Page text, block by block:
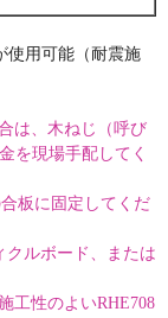
使用可能（耐震施
は、木ねじ（呼び
を現場手配してく
に固定してくだ
ルボード、または
性のよいRHE708